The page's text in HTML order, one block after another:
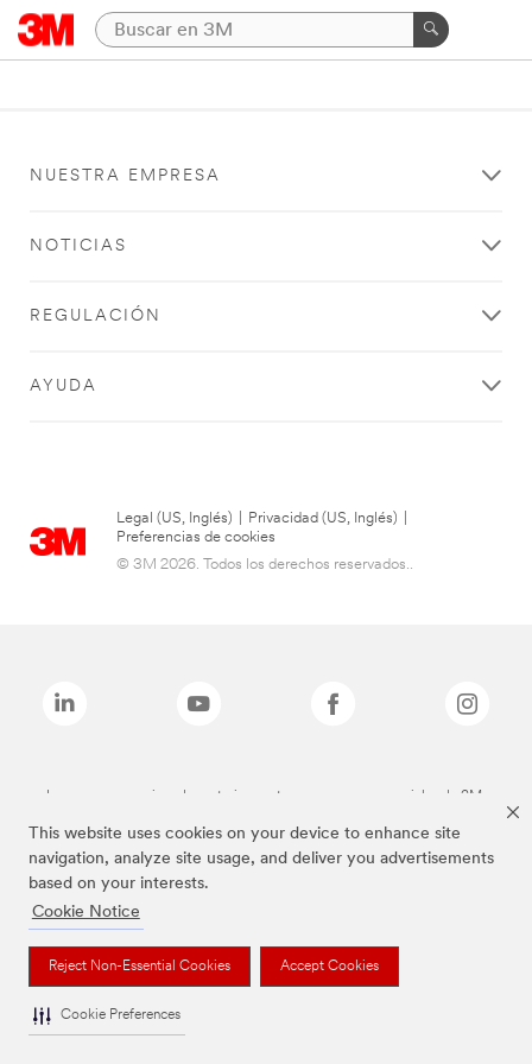
This website uses cookies on your device to enhance site
navigation, analyze site usage, and deliver you advertisements
based on your interests.
Cookie Notice
Reject Non-Essential Cookies Accept Cookies
Cookie Preferences
NUESTRA EMPRESA
NOTICIAS
REGULACIÓN
AYUDA
Legal (US, Inglés) Privacidad (US, Inglés)
Preferencias de cookies
© 3M 2026. Todos los derechos reservados..
Las marcas mencionadas anteriormente son marcas comerciales de 3M.